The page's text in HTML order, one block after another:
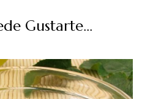
Gustarte...